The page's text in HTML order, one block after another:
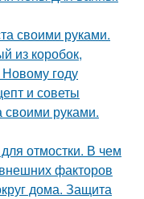
своими руками.
из коробок,
Новому году
и советы
своими руками.
отмостки. В чем
факторов
дома. Защита